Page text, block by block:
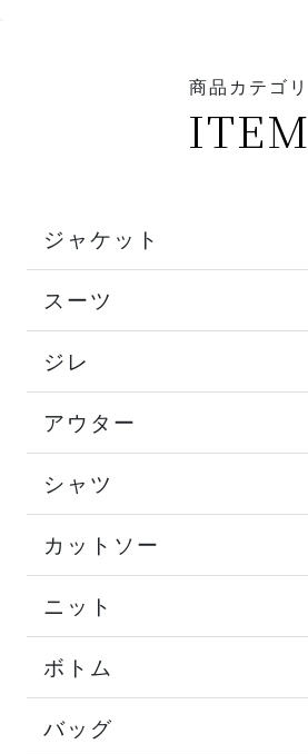
商品カテゴリ
ITEM
ジャケット
スーツ
ジレ
アウター
シャツ
カットソー
ニット
ボトム
バッグ